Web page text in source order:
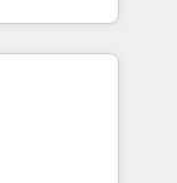
and NAM,
and
global